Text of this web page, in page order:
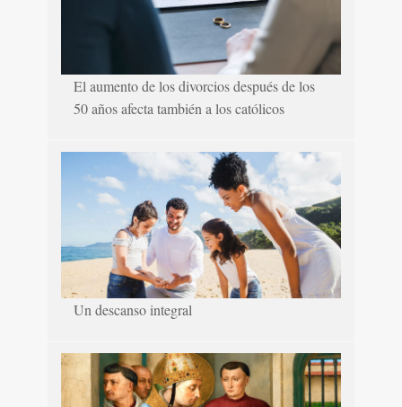
El aumento de los divorcios después de los
50 años afecta también a los católicos
Un descanso integral